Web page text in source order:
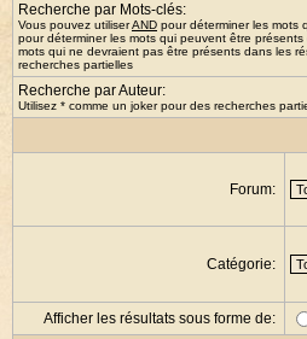
Recherche par Mots-clés:
Vous pouvez utiliserAND pour déterminer les mots
pour déterminer les mots qui peuvent être
mots qui ne devraient pas être présents dans les
recherches partielles
Recherche par Auteur:
Utilisez * comme un joker pour des recherches
Forum:
Catégorie:
Afficher les résultats sous forme de: